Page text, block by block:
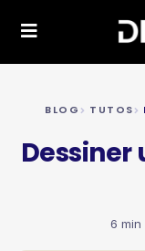
BLOG TUTOS
6 min